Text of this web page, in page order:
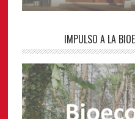
IMPULSO A LA